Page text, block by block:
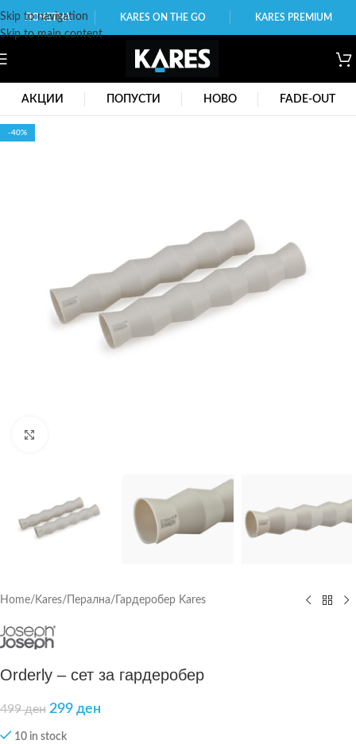
Skip to navigation
Skip to main content
ПОЧЕТНА KARES ON THE GO KARES PREMIUM
АКЦИИ ПОПУСТИ НОВО FADE-OUT
-40%
Home/ Kares/ Перална/Гардеробер Kares
Orderly – сет за гардеробер
499ден 299 ден
10 in stock